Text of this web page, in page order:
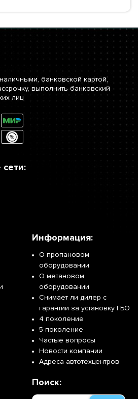
банковской картой,
выполнить банковский
лиц
Информация:
О пропановом
оборудовании
О метановом
оборудовании
Снимает ли дилер с
гарантии за установку ГБО
4 поколение
5 поколение
Частые вопросы
Новости компании
Адреса автотехцентров
Поиск: